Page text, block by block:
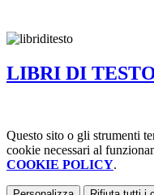
LIBRI DI
Questo sito o gli strumenti
cookie necessari al
COOKIE POLICY.